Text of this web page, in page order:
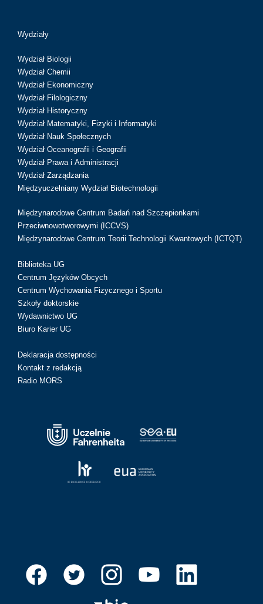
Wydziały
Wydział Biologii
Wydział Chemii
Wydział Ekonomiczny
Wydział Filologiczny
Wydział Historyczny
Wydział Matematyki, Fizyki i Informatyki
Wydział Nauk Społecznych
Wydział Oceanografii i Geografii
Wydział Prawa i Administracji
Wydział Zarządzania
Międzyuczelniany Wydział Biotechnologii
Międzynarodowe Centrum Badań nad Szczepionkami
Przeciwnowotworowymi (ICCVS)
Międzynarodowe Centrum Teorii Technologii Kwantowych (ICTQT)
Biblioteka UG
Centrum Języków Obcych
Centrum Wychowania Fizycznego i Sportu
Szkoły doktorskie
Wydawnictwo UG
Biuro Karier UG
Deklaracja dostępności
Kontakt z redakcją
Radio MORS